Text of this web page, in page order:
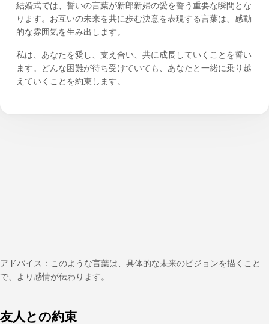
結婚式では、誓いの言葉が新郎新婦の愛を誓う重要な瞬間とな
ります。お互いの未来を共に歩む決意を表現する言葉は、感動
的な雰囲気を生み出します。
私は、あなたを愛し、支え合い、共に成長していくことを誓い
ます。どんな困難が待ち受けていても、あなたと一緒に乗り越
えていくことを約束します。
アドバイス：このような言葉は、具体的な未来のビジョンを描くこと
で、より感情が伝わります。
友人との約束